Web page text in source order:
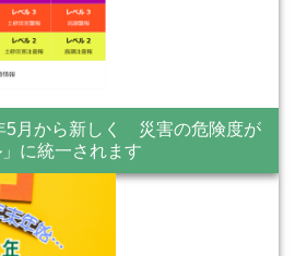
5月から新しく 災害の危険度が
に統一されます